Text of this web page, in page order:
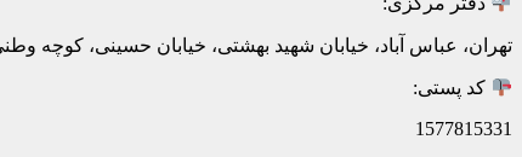
تهران، عباس آباد، خیابان شهید بهشتی، خیابان حسینی، کوچه وطنی، پلاک
کد پستی:
1577815331